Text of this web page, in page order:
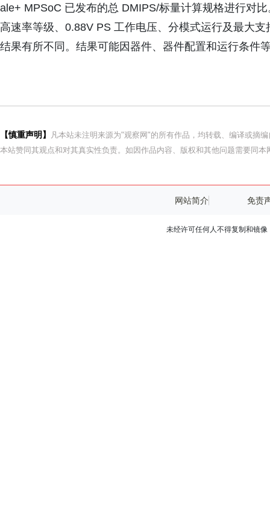
ale+ MPSoC 已发布的总 DMIPS/标量计算规格进行对
高速率等级、0.88V PS 工作电压、分模式运行及最大
结果有所不同。结果可能因器件、器件配置和运行条件
【慎重声明】
凡本站未注明来源为"观察网"的所有作品，均转载、编译或摘
本站赞同其观点和对其真实性负责。如因作品内容、版权和其他问题需要同本
网站简介 免责
未经许可任何人不得复制和镜